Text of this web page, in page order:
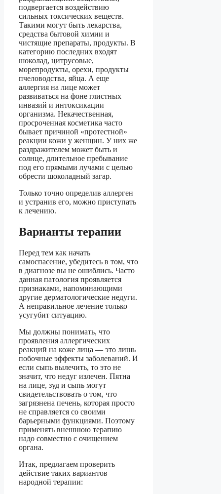
подвергается воздействию
сильных токсических веществ.
Такими могут быть лекарства,
средства бытовой химии и
чистящие препараты, продукты. В
категорию последних входят
шоколад, цитрусовые,
морепродукты, орехи, продукты
пчеловодства, яйца. А еще
аллергия на лице может
развиваться на фоне глистных
инвазий и интоксикации
организма. Некачественная,
просроченная косметика часто
бывает причиной «протестной»
реакции кожи у женщин. У них же
раздражителем может быть и
солнце, длительное пребывание
под его прямыми лучами с целью
обрести шоколадный загар.
Только точно определив аллерген
и устранив его, можно приступать
к лечению.
Варианты терапии
Перед тем как начать
самоспасение, убедитесь в том, что
в диагнозе вы не ошиблись. Часто
данная патология проявляется
признаками, напоминающими
другие дерматологические недуги.
А неправильное лечение только
усугубит ситуацию.
Мы должны понимать, что
проявления аллергических
реакций на коже лица — это лишь
побочные эффекты заболеваний. И
если сыпь вылечить, то это не
значит, что недуг излечен. Пятна
на лице, зуд и сыпь могут
свидетельствовать о том, что
загрязнена печень, которая просто
не справляется со своими
барьерными функциями. Поэтому
применять внешнюю терапию
надо совместно с очищением
органа.
Итак, предлагаем проверить
действие таких вариантов
народной терапии: